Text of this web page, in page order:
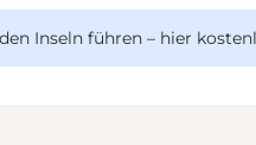
Inseln führen – hier